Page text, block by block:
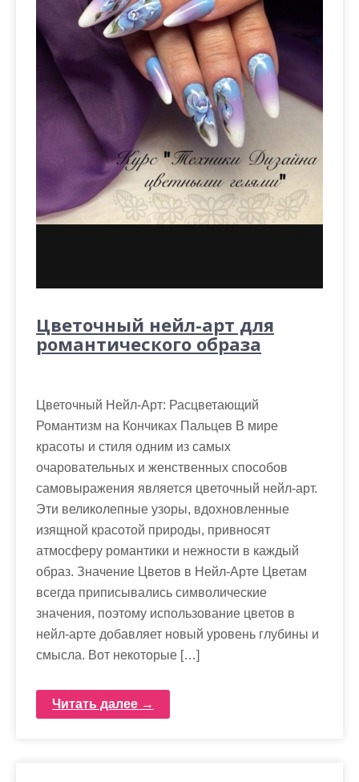
Цветочный нейл-арт для
романтического образа
Цветочный Нейл-Арт: Расцветающий
Романтизм на Кончиках Пальцев В мире
красоты и стиля одним из самых
очаровательных и женственных способов
самовыражения является цветочный нейл-арт.
Эти великолепные узоры, вдохновленные
изящной красотой природы, привносят
атмосферу романтики и нежности в каждый
образ. Значение Цветов в Нейл-Арте Цветам
всегда приписывались символические
значения, поэтому использование цветов в
нейл-арте добавляет новый уровень глубины и
смысла. Вот некоторые […]
Читать далее →